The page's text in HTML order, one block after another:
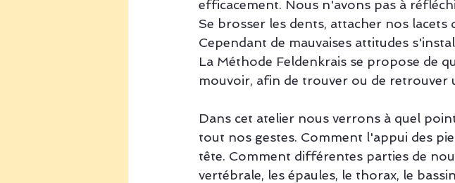
efficacement. Nous n'avons pas à
Se brosser les dents, attacher nos lacets
Cependant de mauvaises attitudes
La Méthode Feldenkrais se propose de
mouvoir, afin de trouver ou de retrouver
Dans cet atelier nous verrons à quel
tout nos gestes. Comment l'appui des
tête. Comment différentes parties de
vertébrale, les épaules, le thorax, le